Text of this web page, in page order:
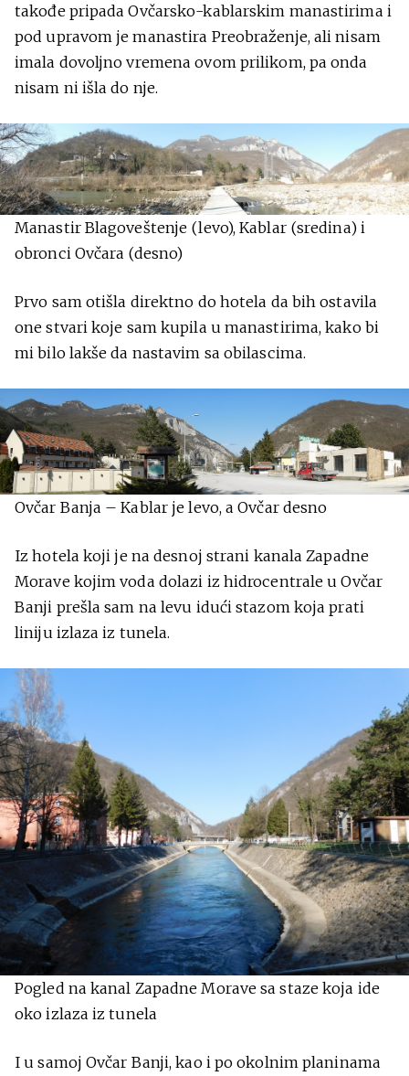
takođe pripada Ovčarsko-kablarskim manastirima i
pod upravom je manastira Preobraženje, ali nisam
imala dovoljno vremena ovom prilikom, pa onda
nisam ni išla do nje.
Manastir Blagoveštenje (levo), Kablar (sredina) i
obronci Ovčara (desno)
Prvo sam otišla direktno do hotela da bih ostavila
one stvari koje sam kupila u manastirima, kako bi
mi bilo lakše da nastavim sa obilascima.
Ovčar Banja – Kablar je levo, a Ovčar desno
Iz hotela koji je na desnoj strani kanala Zapadne
Morave kojim voda dolazi iz hidrocentrale u Ovčar
Banji prešla sam na levu idući stazom koja prati
liniju izlaza iz tunela.
Pogled na kanal Zapadne Morave sa staze koja ide
oko izlaza iz tunela
I u samoj Ovčar Banji, kao i po okolnim planinama